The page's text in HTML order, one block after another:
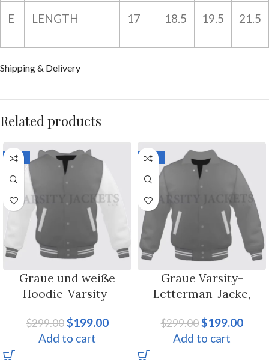
E LENGTH 17 18.5 19.5 21.5
Shipping & Delivery
Related products
-33%
Graue und weiße
Hoodie-Varsity-
Männer und Frauen
$299.00 $199.00
Add to cart
-33%
Graue Varsity-
Letterman-Jacke,
Männer und Frauen
$299.00 $199.00
Add to cart